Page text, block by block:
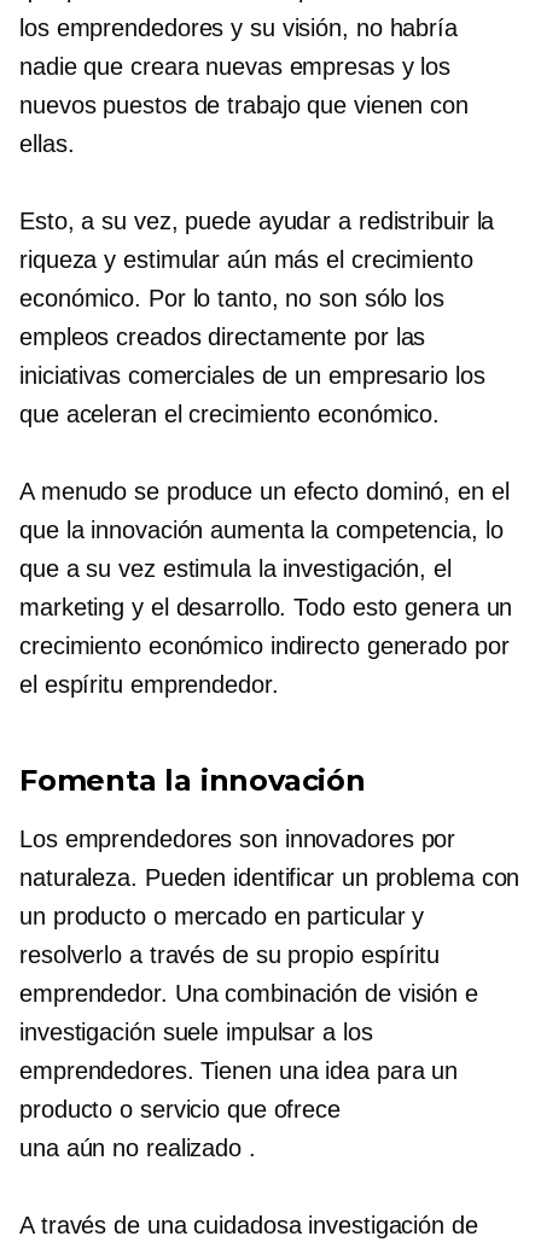
los emprendedores y su visión, no habría
nadie que creara nuevas empresas y los
nuevos puestos de trabajo que vienen con
ellas.
Esto, a su vez, puede ayudar a redistribuir la
riqueza y estimular aún más el crecimiento
económico. Por lo tanto, no son sólo los
empleos creados directamente por las
iniciativas comerciales de un empresario los
que aceleran el crecimiento económico.
A menudo se produce un efecto dominó, en el
que la innovación aumenta la competencia, lo
que a su vez estimula la investigación, el
marketing y el desarrollo. Todo esto genera un
crecimiento económico indirecto generado por
el espíritu emprendedor.
Fomenta la innovación
Los emprendedores son innovadores por
naturaleza. Pueden identificar un problema con
un producto o mercado en particular y
resolverlo a través de su propio espíritu
emprendedor. Una combinación de visión e
investigación suele impulsar a los
emprendedores. Tienen una idea para un
producto o servicio que ofrece
una aún no realizado .
A través de una cuidadosa investigación de